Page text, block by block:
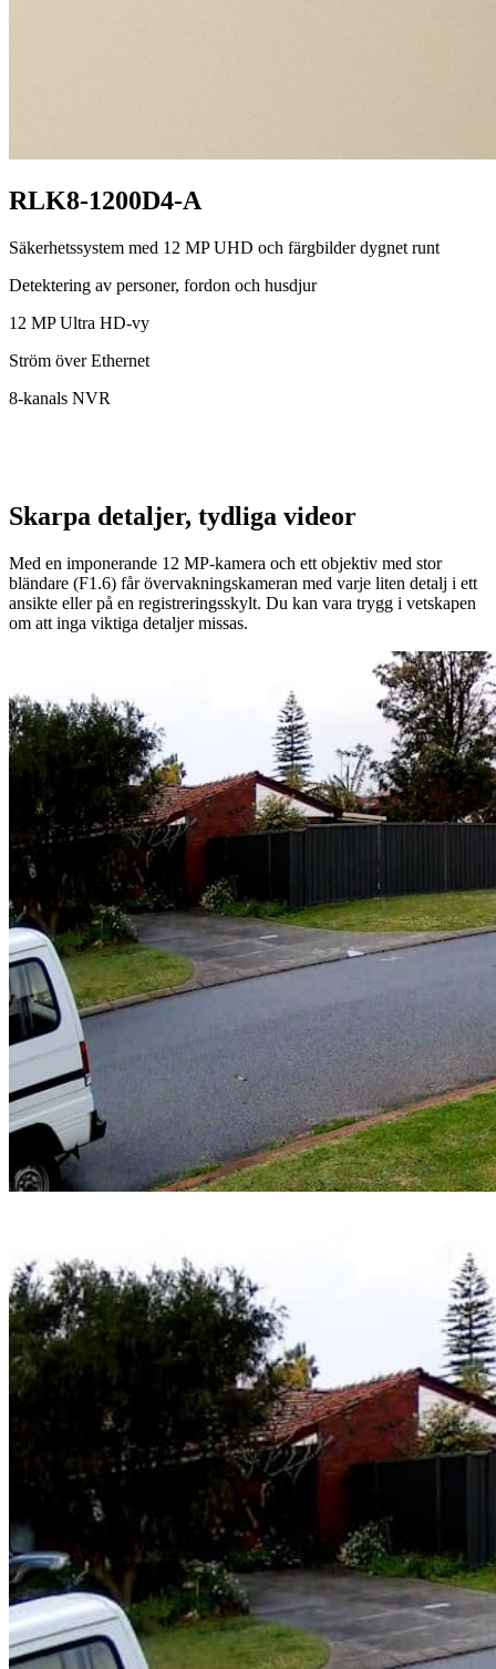
RLK8-1200D4-A
Säkerhetssystem med 12 MP UHD och färgbilder dygnet runt
Detektering av personer, fordon och husdjur
12 MP Ultra HD-vy
Ström över Ethernet
8-kanals NVR
Skarpa detaljer, tydliga videor
Med en imponerande 12 MP-kamera och ett objektiv med stor
bländare (F1.6) får övervakningskameran med varje liten detalj i ett
ansikte eller på en registreringsskylt. Du kan vara trygg i vetskapen
om att inga viktiga detaljer missas.